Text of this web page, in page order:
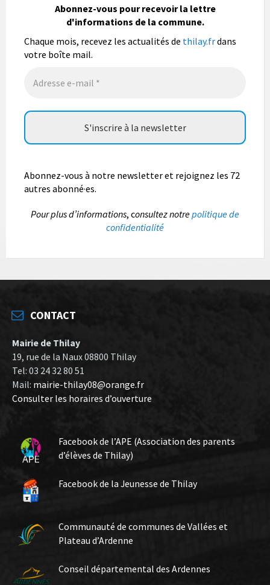
population mais également les visiteurs à son
bulletin municipal annuel en organisant un concours
photo gratuit OUVERT À TOUS.
Vous pouvez envoyer vos photo...Lire la suite
Abonnez-vous pour recevoir la lettre
d'informations de la commune.
Chaque mois, recevez les actualités de thilay.frdans
votre boîte mail.
Abonnez-vous à notre newsletter et rejoignez les 72
autres abonné·es.
Pour plus d’informations, consultez notrepolitique de
confidentialité
CONTACT
Mairie de Thilay
19, rue de la Naux 08800 Thilay
Tel: 03 24 32 80 51
Mail: mairie-thilay08@orange.fr
Consulter les horaires d’ouverture
Facebook de l’APE (Association des parents
d’élèves de Thilay)
Facebook de la Jeunesse de Thilay
Communauté de communes de Vallées et
Plateau d’Ardenne
Conseil départemental des Ardennes